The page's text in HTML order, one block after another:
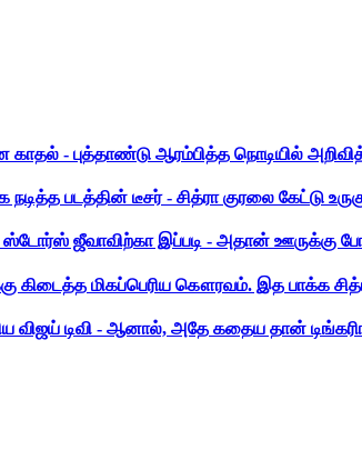
காதல் - புத்தாண்டு ஆரம்பித்த நொடியில்
நடித்த படத்தின் டீசர் - சித்ரா குரலை கேட்டு
ஜீவாவிற்கா இப்படி - அதான் ஊருக்கு
கிடைத்த மிகப்பெரிய கௌரவம். இத பாக்க
விஜய் டிவி - ஆனால், அதே கதைய தான்